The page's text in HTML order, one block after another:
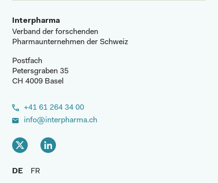
Interpharma
Verband der forschenden
Pharmaunternehmen der Schweiz
Postfach
Petersgraben 35
CH 4009 Basel
+41 61 264 34 00
info@interpharma.ch
DE FR